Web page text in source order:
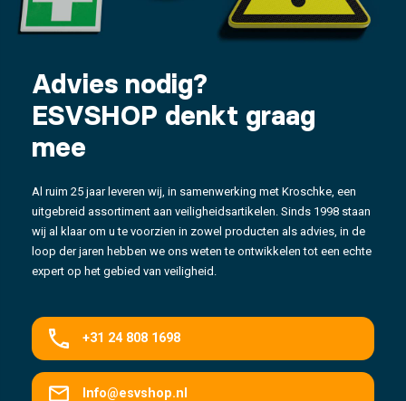
Advies nodig?
ESVSHOP denkt graag
mee
Al ruim 25 jaar leveren wij, in samenwerking met Kroschke, een
uitgebreid assortiment aan veiligheidsartikelen. Sinds 1998 staan
wij al klaar om u te voorzien in zowel producten als advies, in de
loop der jaren hebben we ons weten te ontwikkelen tot een echte
expert op het gebied van veiligheid.
+31 24 808 1698
Info@esvshop.nl